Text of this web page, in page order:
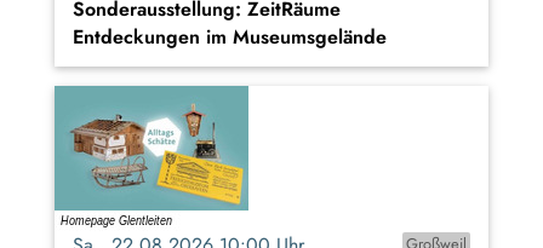
Sonderausstellung: ZeitRäume
Entdeckungen im Museumsgelände